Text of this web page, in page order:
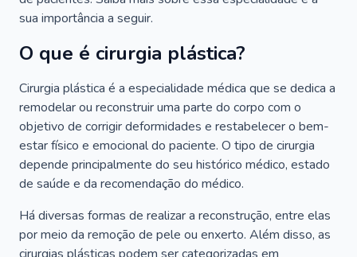
sua importância a seguir.
O que é cirurgia plástica?
Cirurgia plástica é a especialidade médica que se dedica a
remodelar ou reconstruir uma parte do corpo com o
objetivo de corrigir deformidades e restabelecer o bem-
estar físico e emocional do paciente. O tipo de cirurgia
depende principalmente do seu histórico médico, estado
de saúde e da recomendação do médico.
Há diversas formas de realizar a reconstrução, entre elas
por meio da remoção de pele ou enxerto. Além disso, as